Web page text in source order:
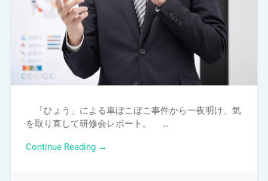
「ひょう」による車ぼこぼこ事件から一夜明け、気
を取り直して研修会レポート。 …
Continue Reading →